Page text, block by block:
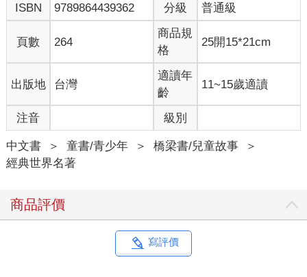
帝給了他一條驅趕蒼蠅的尾巴，但他寧願上帝既沒有創造蒼蠅也
沒有創造尾巴。在所有農莊的動物之中，只有他不苟言笑，他說
沒有什麼事情值得他發笑。不過值得一提的是，他和拳師非常投
合，儘管他從未公開承認，但他們兩個星期天的時候，經常一起
在果園後方的小圍場裡消磨時間，肩並肩地吃著草，卻從不說一
句話。
兩匹馬才剛找到位置坐下，一群沒了媽媽的小鴨子排成一列進入
了穀倉，輕聲唧唧叫著，尋找合適的落腳處，以防被大動物們踩
到。克羅薇伸出前腿當作屏障圈住他們，小鴨子們很快便在裡頭
沉沉睡去。白馬莫莉趕在最後一刻忸怩作態地進場，她搖晃著身
軀，輕踏著步伐，嘴裡還嚼著一塊糖。她是一匹愚蠢的漂亮母
的是貓，像往常一樣四下張望著找尋最暖和的地方，最後擠在拳
師和克羅薇之間。整場演說中她都滿足地發出呼嚕呼嚕的聲音，
大豬梅傑說的話，她一個字也沒聽進去。
除了睡在後門梁柱上的烏鴉摩西，所有的動物都已到齊了。大豬
ISBN 9789864439362 分級 普通級
頁數 264
商品規
格
25開15*21cm
出版地 台灣
適讀年
齡
11~15歲適讀
注音 級別
中文書 ＞ 童書/青少年 ＞ 橋梁書/兒童故事
＞
經典世界名著
商品評價
寫評價